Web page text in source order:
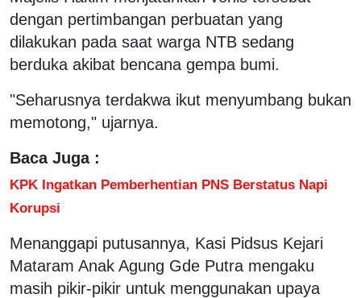
dengan pertimbangan perbuatan yang
dilakukan pada saat warga NTB sedang
berduka akibat bencana gempa bumi.
"Seharusnya terdakwa ikut menyumbang bukan
memotong," ujarnya.
Baca Juga :
KPK Ingatkan Pemberhentian PNS Berstatus Napi
Korupsi
Menanggapi putusannya, Kasi Pidsus Kejari
Mataram Anak Agung Gde Putra mengaku
masih pikir-pikir untuk menggunakan upaya